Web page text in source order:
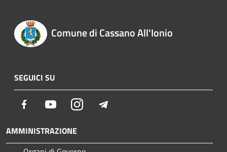
Comune di Cassano All'Ionio
SEGUICI SU
Facebook YoutubeInstagram
AMMINISTRAZIONE